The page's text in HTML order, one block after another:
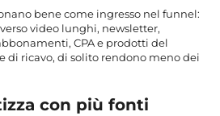
bene come ingresso nel funnel:
video lunghi, newsletter,
CPA e prodotti del
di ricavo, di solito rendono meno dei
con più fonti